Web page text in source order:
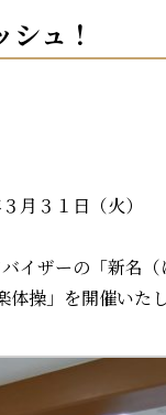
ュ！
月３１日（火）
イザーの「新名
操」を開催いたし